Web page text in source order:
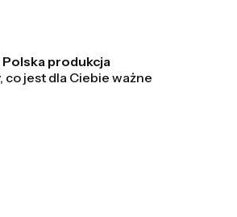
Polska produkcja
co jest dla Ciebie ważne